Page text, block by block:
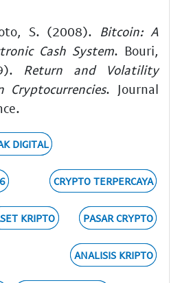
S. (2008).
Bitcoin: A
Cash System. Bouri,
Return and Volatility
Cryptocurrencies. Journal
DIGITAL
CRYPTO TERPERCAYA
KRIPTO PASAR CRYPTO
ANALISIS KRIPTO